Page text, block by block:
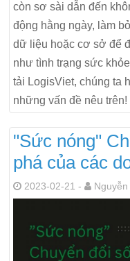
còn sơ sài dẫn đến
động hằng ngày, làm
dữ liệu hoặc cơ sở để
như tình trạng sức
tải LogisViet, chúng ta
những vấn đề nêu trên!
"Sức nóng"
phá của các
2023-02-21 - Nguyễn